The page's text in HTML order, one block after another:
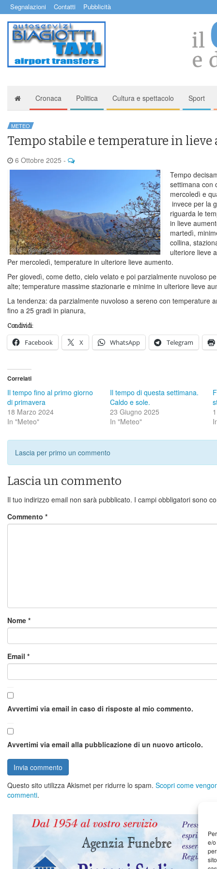
e/
Segnalazioni Contatti Pubblicità
Cronaca Politica Cultura e spettacolo Sport
METEO
Tempo stabile e temperature in
6 Ottobre 2025 -
Tempo
settimana con
mercoledì e
invece per la
riguarda le
in lieve
martedì,
collina,
ulteriore lieve
Per mercoledì, temperature in ulteriore lieve aumento.
Per giovedì, come detto, cielo velato e poi parzialmente nuvoloso
alte; temperature massime stazionarie e minime in ulteriore lieve
La tendenza: da parzialmente nuvoloso a sereno con temperature
fino a 25 gradi in pianura,
Condividi:
Facebook X WhatsApp Telegram
Correlati
Il tempo fino al primo giorno
di primavera
18 Marzo 2024
In "Meteo"
Il tempo di questa settimana.
Caldo e sole.
23 Giugno 2025
In "Meteo"
Lascia per primo un commento
Lascia un commento
Il tuo indirizzo email non sarà pubblicato. I campi obbligatori sono
Commento *
Nome *
Email *
Avvertimi via email in caso di risposte al mio commento.
Avvertimi via email alla pubblicazione di un nuovo articolo.
Questo sito utilizza Akismet per ridurre lo spam. Scopri come
commenti.